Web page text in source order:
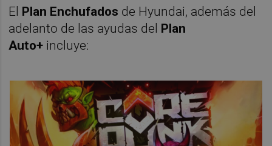
El Plan Enchufados de Hyundai, además del
adelanto de las ayudas del Plan
Auto+ incluye: